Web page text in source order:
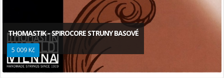
THOMASTIK - SPIROCORE STRUNY BASOVÉ
5 009 Kč